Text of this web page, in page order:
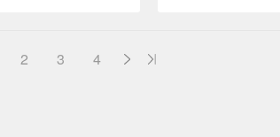
2 3 4